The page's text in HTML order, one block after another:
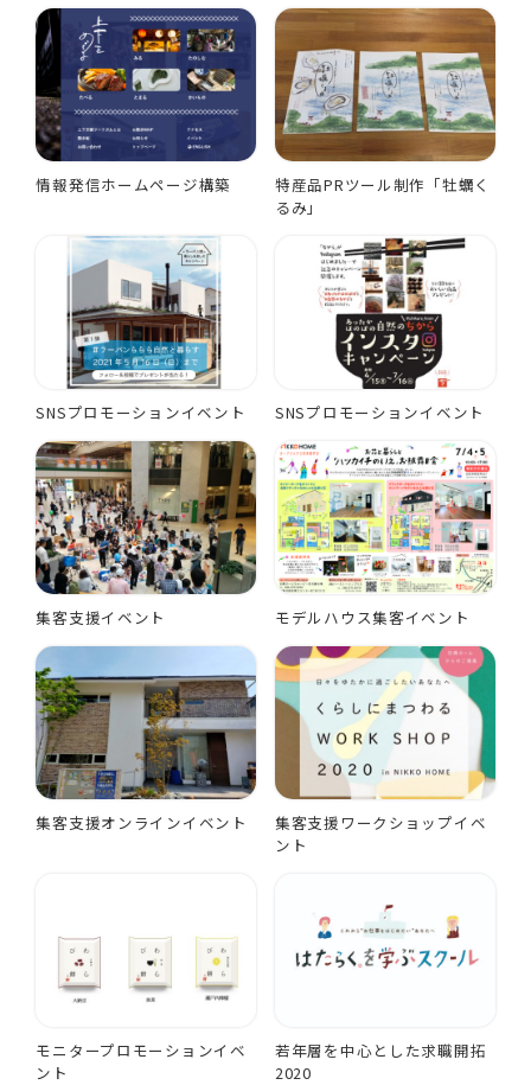
情報発信ホームページ構築
特産品PRツール制作「牡蠣く
るみ」
SNSプロモーションイベント SNSプロモーションイベント
集客支援イベント モデルハウス集客イベント
集客支援オンラインイベント
集客支援ワークショップイベ
ント
モニタープロモーションイベ
ント
若年層を中心とした求職開拓
2020